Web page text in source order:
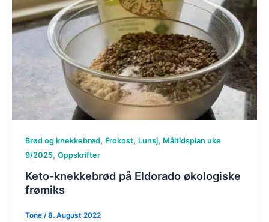
Brød og knekkebrød, Frokost, Lunsj, Måltidsplan uke
9/2025, Oppskrifter
Keto-knekkebrød på Eldorado økologiske
frømiks
Tone /8. August 2022